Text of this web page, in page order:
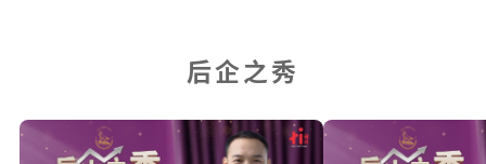
后企之秀